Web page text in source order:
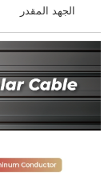
الجهد المقدر